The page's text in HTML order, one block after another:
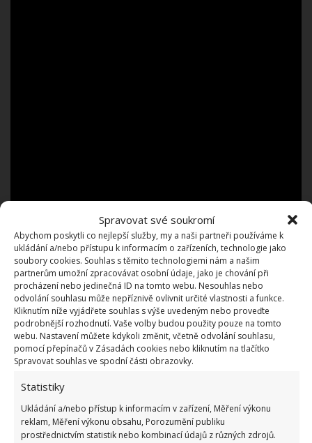
Spravovat své soukromí
Abychom poskytli co nejlepší služby, my a naši partneři používáme k
ukládání a/nebo přístupu k informacím o zařízeních, technologie jako
soubory cookies. Souhlas s těmito technologiemi nám a našim
partnerům umožní zpracovávat osobní údaje, jako je chování při
procházení nebo jedinečná ID na tomto webu. Nesouhlas nebo
odvolání souhlasu může nepříznivě ovlivnit určité vlastnosti a funkce.
Kliknutím níže vyjádřete souhlas s výše uvedeným nebo proveďte
podrobnější rozhodnutí. Vaše volby budou použity pouze na tomto
webu. Nastavení můžete kdykoli změnit, včetně odvolání souhlasu,
pomocí přepínačů v Zásadách cookies nebo kliknutím na tlačítko
Spravovat souhlas ve spodní části obrazovky.
Statistiky
Ukládání a/nebo přístup k informacím v zařízení, Měření výkonu
reklam, Měření výkonu obsahu, Porozumění publiku
prostřednictvím statistik nebo kombinací údajů z různých zdrojů.
Příspěvek obdrží každý, kdo si o dotaci požádá a
přitom splní stanovené podmínky. Nárok na dotaci
se týkávýměn kotlů, které byly provedeny po 1.
lednu 2021. Příjem žádostí o kotlíkovou dotaci
probíhá na krajských úřadech již od léta 2023. Na
Když bude dotace schválena, je možné – v případě
nutnosti – vyplatit finanční prostředky i předem.